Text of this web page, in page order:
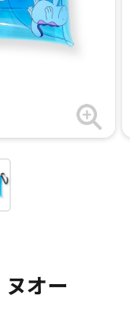
オー